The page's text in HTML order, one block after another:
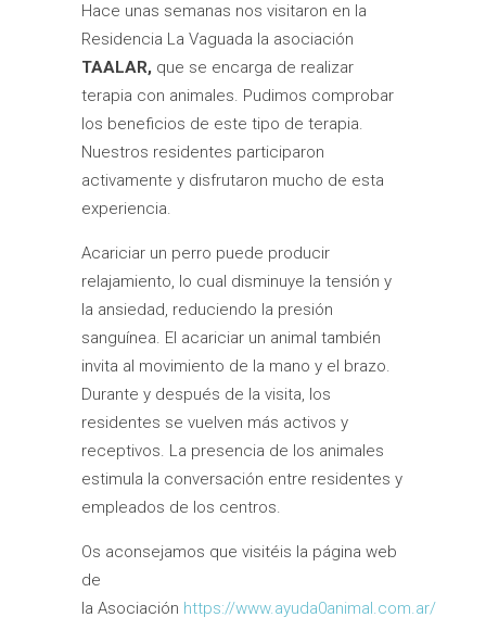
Hace unas semanas nos visitaron en la
Residencia La Vaguada la asociación
TAALAR, que se encarga de realizar
terapia con animales. Pudimos comprobar
los beneficios de este tipo de terapia.
Nuestros residentes participaron
activamente y disfrutaron mucho de esta
experiencia.
Acariciar un perro puede producir
relajamiento, lo cual disminuye la tensión y
la ansiedad, reduciendo la presión
sanguínea. El acariciar un animal también
invita al movimiento de la mano y el brazo.
Durante y después de la visita, los
residentes se vuelven más activos y
receptivos. La presencia de los animales
estimula la conversación entre residentes y
empleados de los centros.
Os aconsejamos que visitéis la página web
de
la Asociación https://www.ayuda0animal.com.ar/